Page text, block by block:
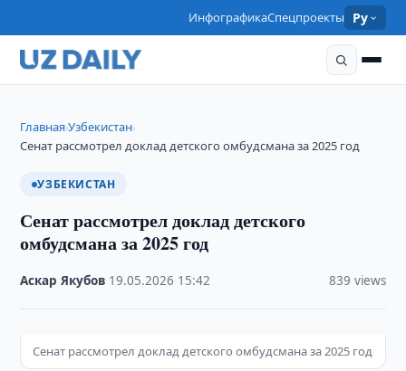
ИнфографикаСпецпроекты Ру
Главная›Узбекистан›
Сенат рассмотрел доклад детского омбудсмана за 2025 год
УЗБЕКИСТАН
Сенат рассмотрел доклад детского
омбудсмана за 2025 год
Аскар Якубов 19.05.2026 15:42 839 views
Сенат рассмотрел доклад детского омбудсмана за 2025 год